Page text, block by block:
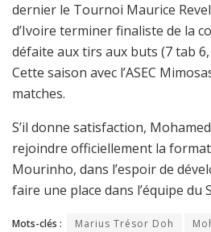
dernier le Tournoi Maurice
d’Ivoire terminer finaliste de la
défaite aux tirs aux buts (7 tab 6,
Cette saison avec l’ASEC
matches.
S’il donne satisfaction,
rejoindre officiellement la
Mourinho, dans l’espoir de
faire une place dans l’équipe du
Mots-clés : Marius Trésor Doh